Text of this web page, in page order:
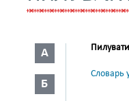
А
Б
Словарь